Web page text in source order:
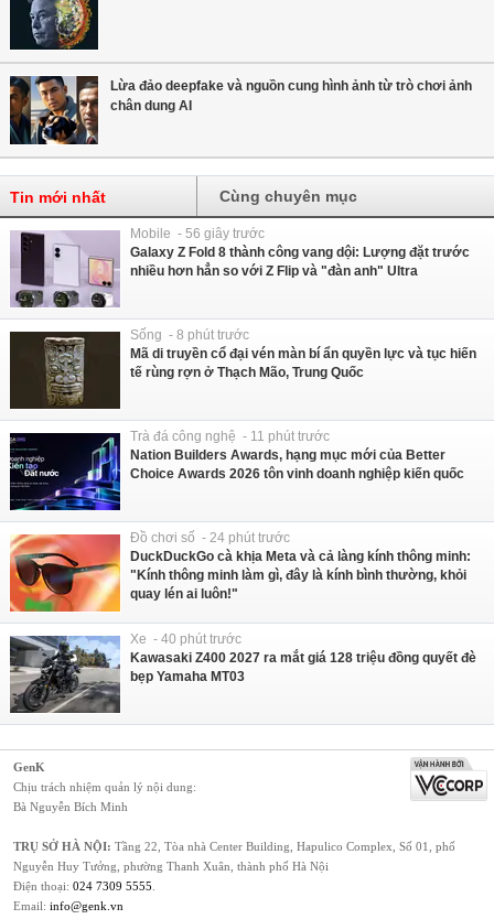
Lừa đảo deepfake và nguồn cung hình ảnh từ trò chơi ảnh
chân dung AI
Tin mới nhất Cùng chuyên mục
Mobile - 56 giây trước
Galaxy Z Fold 8 thành công vang dội: Lượng đặt trước
nhiều hơn hẳn so với Z Flip và "đàn anh" Ultra
Sống - 8 phút trước
Mã di truyền cổ đại vén màn bí ẩn quyền lực và tục hiến
tế rùng rợn ở Thạch Mão, Trung Quốc
Trà đá công nghệ - 11 phút trước
Nation Builders Awards, hạng mục mới của Better
Choice Awards 2026 tôn vinh doanh nghiệp kiến quốc
Đồ chơi số - 24 phút trước
DuckDuckGo cà khịa Meta và cả làng kính thông minh:
"Kính thông minh làm gì, đây là kính bình thường, khỏi
quay lén ai luôn!"
Xe - 40 phút trước
Kawasaki Z400 2027 ra mắt giá 128 triệu đồng quyết đè
bẹp Yamaha MT03
GenK
Chịu trách nhiệm quản lý nội dung:
Bà Nguyễn Bích Minh
TRỤ SỞ HÀ NỘI: Tầng 22, Tòa nhà Center Building, Hapulico Complex, Số 01, phố
Nguyễn Huy Tưởng, phường Thanh Xuân, thành phố Hà Nội
Điện thoại: 024 7309 5555
Email: info@genk.vn